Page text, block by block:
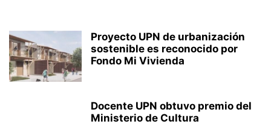
Proyecto UPN de urbanización
sostenible es reconocido por
Fondo Mi Vivienda
Docente UPN obtuvo premio del
Ministerio de Cultura